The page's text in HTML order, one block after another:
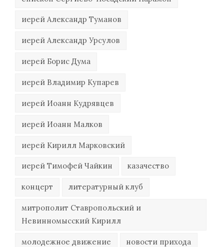
иерей Александр Туманов
иерей Александр Урсулов
иерей Борис Дума
иерей Владимир Купарев
иерей Иоанн Кудрявцев
иерей Иоанн Малков
иерей Кирилл Марковский
иерей Тимофей Чайкин казачество
концерт литературный клуб
митрополит Ставропольский и
Невинномысский Кирилл
молодежное движение новости прихода